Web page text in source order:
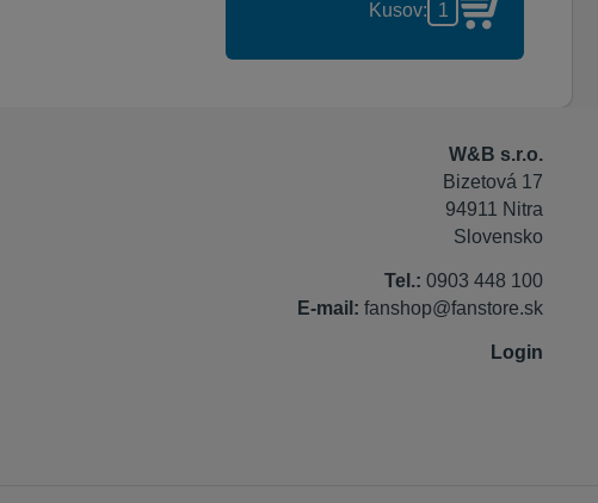
Kusov:
W&B s.r.o.
Bizetová 17
94911 Nitra
Slovensko
Tel.: 0903 448 100
E-mail: fanshop@fanstore.sk
Login